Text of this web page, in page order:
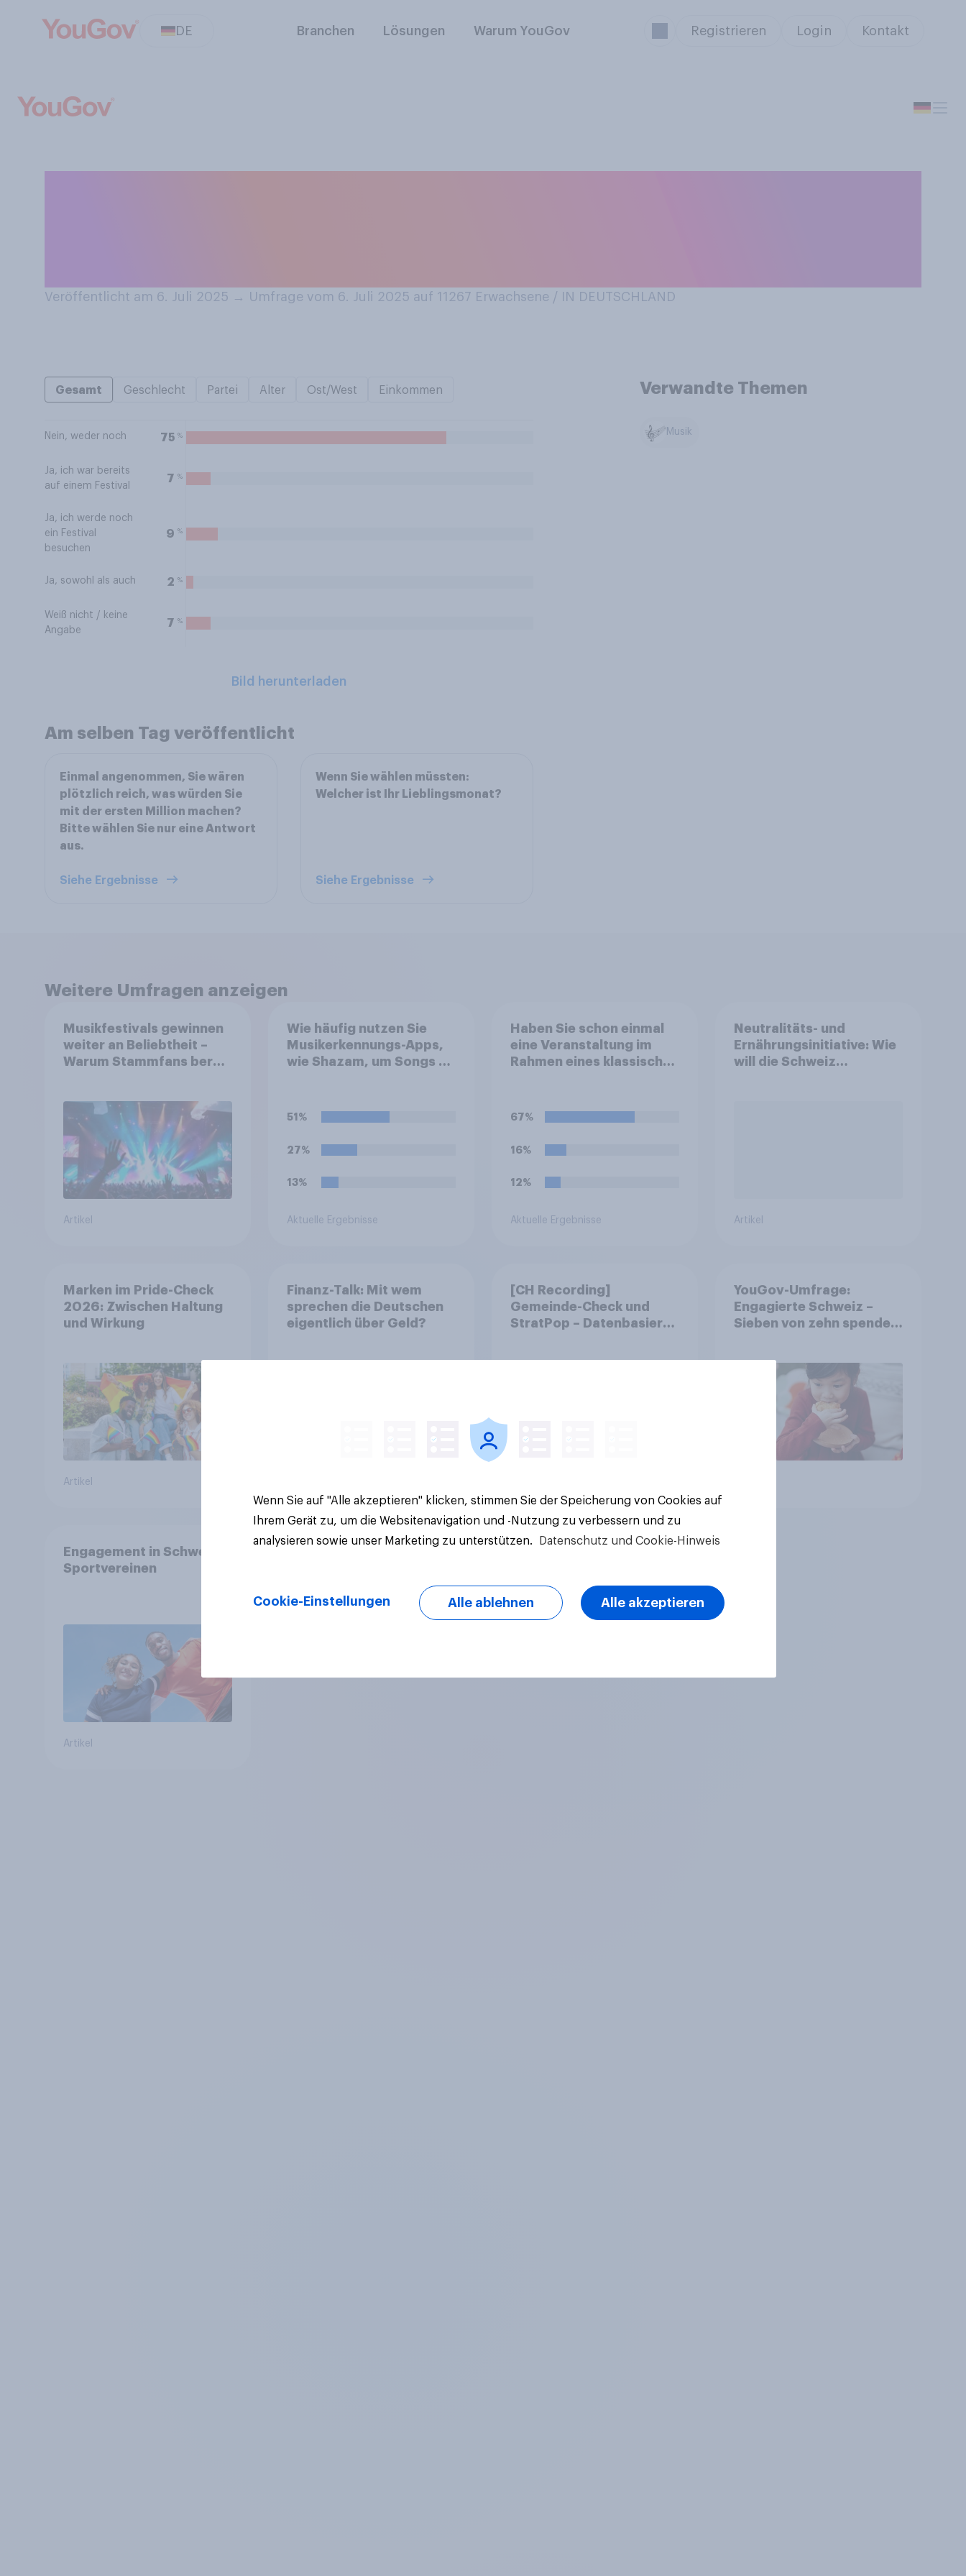
DE Branchen Lösungen Warum YouGov Registrieren Login Kontakt
Veröffentlicht am 6. Juli 2025 → Umfrage vom 6. Juli 2025 auf 11267 Erwachsene / IN DEUTSCHLAND
Gesamt Geschlecht Partei Alter Ost/West Einkommen
Nein, weder noch 75 %
Ja, ich war bereits
auf einem Festival
7 %
Ja, ich werde noch
ein Festival
besuchen
9 %
Ja, sowohl als auch 2 %
Weiß nicht / keine
Angabe
7 %
Bild herunterladen
Verwandte Themen
Musik
Am selben Tag veröffentlicht
Einmal angenommen, Sie wären
plötzlich reich, was würden Sie
mit der ersten Million machen?
Bitte wählen Sie nur eine Antwort
aus.
Siehe Ergebnisse
Wenn Sie wählen müssten:
Welcher ist Ihr Lieblingsmonat?
Siehe Ergebnisse
Weitere Umfragen anzeigen
Musikfestivals gewinnen
weiter an Beliebtheit –
Warum Stammfans bereit
Artikel
Wie häufig nutzen Sie
Musikerkennungs-Apps,
wie Shazam, um Songs zu
51%
27%
13%
Aktuelle Ergebnisse
Haben Sie schon einmal
eine Veranstaltung im
Rahmen eines klassischen
Salzburger Festspielen,
Festspielen, den BBC
Festival?
67%
16%
12%
Aktuelle Ergebnisse
Neutralitäts- und
Ernährungsinitiative: Wie
will die Schweiz
Artikel
Marken im Pride-Check
2026: Zwischen Haltung
und Wirkung
Artikel
Finanz-Talk: Mit wem
sprechen die Deutschen
eigentlich über Geld?
[CH Recording]
Gemeinde-Check und
StratPop – Datenbasierte
YouGov-Umfrage:
Engagierte Schweiz –
Sieben von zehn spenden,
Engagement in Schweizer
Sportvereinen
Artikel
Wenn Sie auf "Alle akzeptieren" klicken, stimmen Sie der Speicherung von Cookies auf
Ihrem Gerät zu, um die Websitenavigation und -Nutzung zu verbessern und zu
analysieren sowie unser Marketing zu unterstützen.
Datenschutz und Cookie-Hinweis
Cookie-Einstellungen Alle ablehnen Alle akzeptieren